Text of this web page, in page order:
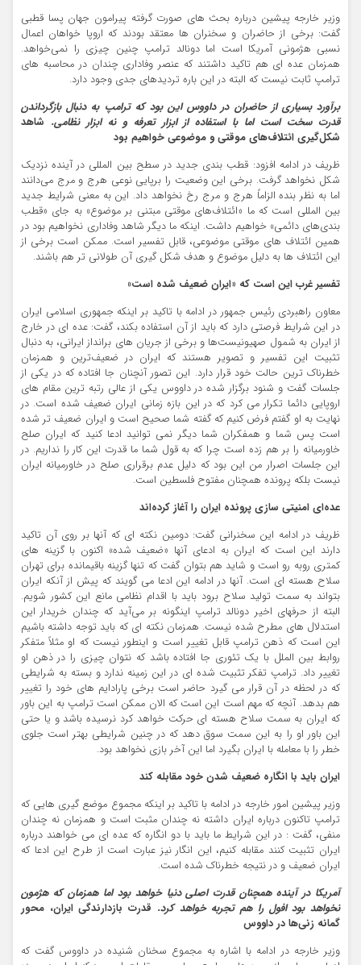
وزیر خارجه پیشین درباره بحث های صورت گرفته پیرامون جهان پسا قطبی
گفت: برخی از حاضران و سخنران ها معتقد بودند که اروپا خواهان اعمال
نسبی هژمونی آمریکا است اما دونالد ترامپ چنین چیزی را نمی‌خواهد.
همزمان عده ای هم تاکید داشتند که عنصر وفاداری چندان در محاسبه های
ترامپ ثابت نیست که البته در این باره تردیدهای جدی وجود دارد.
برآورد بسیاری از حاضران در داووس این بود که ترامپ به دنبال بازگرداندن
قدرت سخت است اما با استفاده از ابزار تعرفه و نه ابزار نظامی. شاهد
شکل‌گیری ائتلاف‌های موقتی و موضوعی خواهیم بود
ظریف در ادامه افزود: قطب بندی جدید در سطح بین المللی در آینده نزدیک
شکل نخواهد گرفت. برخی این وضعیت را برپایی نوعی هرج و مرج می‌دانند
اما به نظر بنده الزاماً هرج و مرج رخ نخواهد داد. این به معنی شرایط جدید
بین المللی است که ما «ائتلاف‌های موقتی مبتنی بر موضوع» به جای «قطب
‌بندی‌های دائمی» خواهیم داشت. اینکه ما دیگر شاهد وفاداری نخواهیم بود در
همین ائتلاف های موقتی موضوعی، قابل تفسیر است. ممکن است برخی از
این ائتلاف ها به دلیل موضوع و هدف شکل گیری آن طولانی تر هم باشند.
تفسیر غرب این است که «ایران ضعیف شده است»
معاون راهبردی رئیس جمهور در ادامه با تاکید بر اینکه جمهوری اسلامی ایران
در این شرایط فرصتی دارد که باید از آن استفاده بکند، گفت: عده ای در خارج
از ایران به شمول صهیونیست‌ها و برخی از جریان های برانداز ایرانی، به دنبال
تثبیت این تفسیر و تصویر هستند که ایران در ضعیف‌ترین و همزمان
خطرناک ترین حالت خود قرار دارد. این تصور آنچنان جا افتاده که در یکی از
جلسات گفت و شنود برگزار شده در داووس یکی از عالی رتبه ترین مقام های
اروپایی دائما تکرار می کرد که در این بازه زمانی ایران ضعیف شده است. در
نهایت به او گفتم فرض کنیم که گفته شما صحیح است و ایران ضعیف تر شده
است پس شما و همفکران شما دیگر نمی توانید ادعا کنید که ایران صلح
خاورمیانه را بر هم زده است چرا که به قول شما ما قدرت این کار را نداریم. در
این جلسات اصرار من این بود که دلیل عدم برقراری صلح در خاورمیانه ایران
نیست بلکه پرونده همچنان مفتوح فلسطین است.
عده‌ای امنیتی سازی پرونده ایران را آغاز کرده‌اند
ظریف در ادامه این سخنرانی گفت: دومین نکته ای که آنها بر روی آن تاکید
دارند این است که ایران به ادعای آنها «ضعیف شده» اکنون با گزینه های
کمتری روبه رو است و شاید هم بتوان گفت که تنها گزینه باقیمانده برای تهران
سلاح هسته ای است. آنها در ادامه این ادعا می گویند که پیش از آنکه ایران
بتواند به سمت تولید سلاح برود باید با اقدام نظامی مانع این کشور شویم.
البته از حرفهای اخیر دونالد ترامپ اینگونه بر می‌آید که چندان خریدار این
استدلال های مطرح شده نیست. همزمان نکته ای که باید توجه داشته باشیم
این است که ذهن ترامپ قابل تغییر است و اینطور نیست که او مثلاً متفکر
روابط بین الملل با یک تئوری جا افتاده باشد که نتوان چیزی را در ذهن او
تغییر داد. ترامپ تفکر تثبیت شده ای در این زمینه ندارد و بسته به شرایطی
که در لحظه در آن قرار می گیرد حاضر است برخی پارادایم های خود را تغییر
هم بدهد. آنچه که مهم است این است که الان ممکن است ترامپ به این باور
که ایران به سمت سلاح هسته ای حرکت خواهد کرد نرسیده باشد و یا حتی
این باور او را به این سمت سوق دهد که در چنین شرایطی بهتر است جلوی
خطر را با معامله با ایران بگیرد اما این آخر بازی نخواهد بود.
ایران باید با انگاره ضعیف شدن خود مقابله کند
وزیر پیشین امور خارجه در ادامه با تاکید بر اینکه مجموع موضع گیری هایی که
ترامپ تاکنون درباره ایران داشته نه چندان مثبت است و همزمان نه چندان
منفی، گفت : در این شرایط ما باید با دو انگاره که عده ای می خواهند درباره
ایران تثبیت کنند مقابله کنیم، این انگار نیز عبارت است از طرح این ادعا که
ایران ضعیف و در نتیجه خطرناک شده است.
آمریکا در آینده همچنان قدرت اصلی دنیا خواهد بود اما همزمان که هژمون
نخواهد بود افول را هم تجربه خواهد کرد. قدرت بازدارندگی ایران، محور
گمانه زنی‌ها در داووس
وزیر خارجه در ادامه با اشاره به مجموع سخنان شنیده در داووس گفت که